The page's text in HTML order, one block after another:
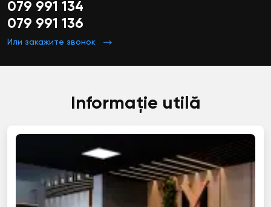
079 991 134
079 991 136
Или закажите звонок
Informație utilă